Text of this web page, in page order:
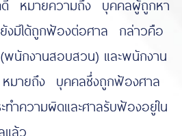
ยังมิได้ถูกฟ้องต่อศาล กล่าวคือ
พนักงานสอบสวน) และพนักงาน
ายถึง บุคคลซึ่งถูกฟ้องศาล
ทำความผิดและศาลรับฟ้องอยู่ใน
ล้ว